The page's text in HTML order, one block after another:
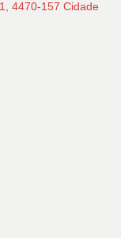
4470-157 Cidade